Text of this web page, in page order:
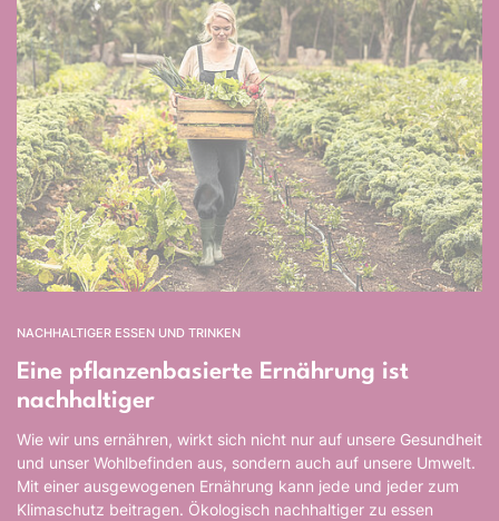
NACHHALTIGER ESSEN UND TRINKEN
Eine pflanzenbasierte Ernährung ist
nachhaltiger
Wie wir uns ernähren, wirkt sich nicht nur auf unsere Gesundheit
und unser Wohlbefinden aus, sondern auch auf unsere Umwelt.
Mit einer ausgewogenen Ernährung kann jede und jeder zum
Klimaschutz beitragen. Ökologisch nachhaltiger zu essen